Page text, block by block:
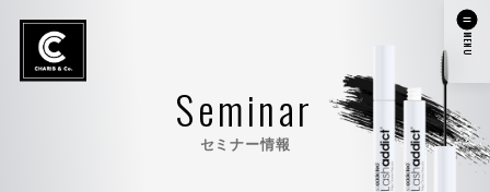
MENU
Seminar
セミナー情報